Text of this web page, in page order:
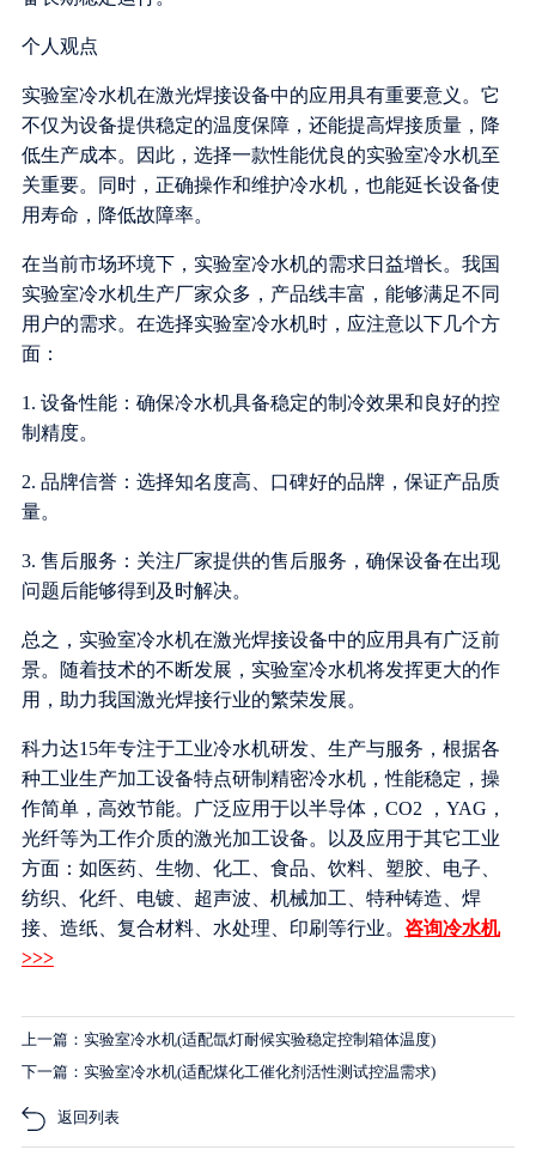
个人观点
实验室冷水机在激光焊接设备中的应用具有重要意义。它
不仅为设备提供稳定的温度保障，还能提高焊接质量，降
低生产成本。因此，选择一款性能优良的实验室冷水机至
关重要。同时，正确操作和维护冷水机，也能延长设备使
用寿命，降低故障率。
在当前市场环境下，实验室冷水机的需求日益增长。我国
实验室冷水机生产厂家众多，产品线丰富，能够满足不同
用户的需求。在选择实验室冷水机时，应注意以下几个方
面：
1. 设备性能：确保冷水机具备稳定的制冷效果和良好的控
制精度。
2. 品牌信誉：选择知名度高、口碑好的品牌，保证产品质
量。
3. 售后服务：关注厂家提供的售后服务，确保设备在出现
问题后能够得到及时解决。
总之，实验室冷水机在激光焊接设备中的应用具有广泛前
景。随着技术的不断发展，实验室冷水机将发挥更大的作
用，助力我国激光焊接行业的繁荣发展。
科力达15年专注于工业冷水机研发、生产与服务，根据各
种工业生产加工设备特点研制精密冷水机，性能稳定，操
作简单，高效节能。广泛应用于以半导体，CO2 ，YAG，
光纤等为工作介质的激光加工设备。以及应用于其它工业
方面：如医药、生物、化工、食品、饮料、塑胶、电子、
纺织、化纤、电镀、超声波、机械加工、特种铸造、焊
接、造纸、复合材料、水处理、印刷等行业。 咨询冷水机
>>>
上一篇：实验室冷水机(适配氙灯耐候实验稳定控制箱体温度)
下一篇：实验室冷水机(适配煤化工催化剂活性测试控温需求)
返回列表